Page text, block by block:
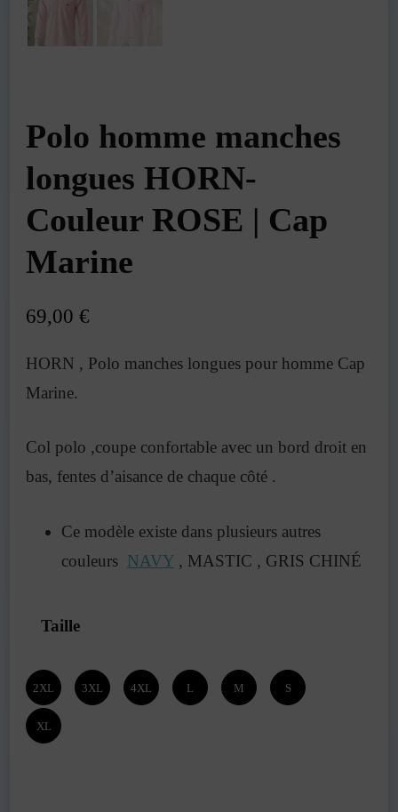
Polo homme manches
longues HORN-
Couleur ROSE | Cap
Marine
69,00 €
HORN , Polo manches longues pour homme Cap
Marine.
Col polo ,coupe confortable avec un bord droit en
bas, fentes d’aisance de chaque côté .
Ce modèle existe dans plusieurs autres
couleurs NAVY , MASTIC , GRIS CHINÉ
Taille
2XL 3XL 4XL L M S
XL